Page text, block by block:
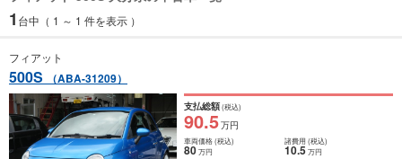
1 台中（ 1 ～ 1 件を表示 ）
フィアット
500S （ABA-31209）
支払総額(税込)
90.5万円
車両価格(税込)
80万円
諸費用 (税込)
10.5 万円